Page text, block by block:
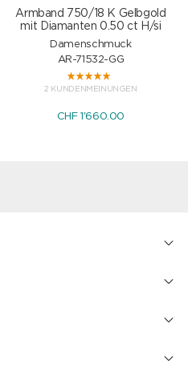
Armband 750/18 K Gelbgold
mit Diamanten 0.50 ct H/si
Damenschmuck
AR-71532-GG
2 KUNDENMEINUNGEN
CHF 1'660.00